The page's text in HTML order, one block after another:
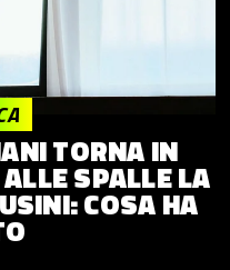
TORNA IN
SPALLE LA
COSA HA